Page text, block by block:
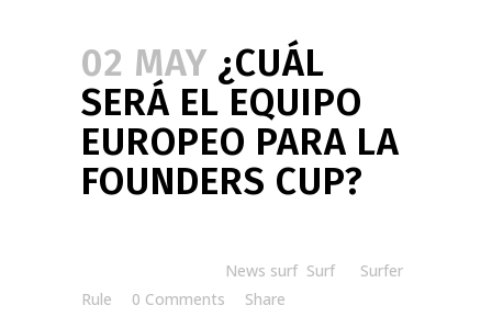
02 MAY ¿CUÁL
SERÁ EL EQUIPO
EUROPEO PARA LA
FOUNDERS CUP?
News surf Surf
Surfer
Rule
0 Comments Share